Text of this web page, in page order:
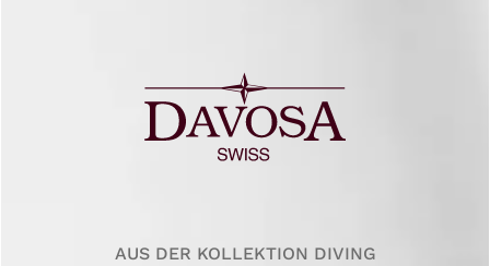
AUS DER KOLLEKTION DIVING